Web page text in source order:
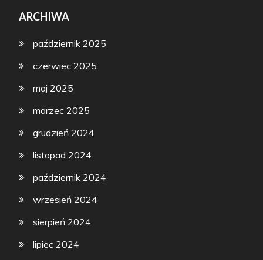
ARCHIWA
październik 2025
czerwiec 2025
maj 2025
marzec 2025
grudzień 2024
listopad 2024
październik 2024
wrzesień 2024
sierpień 2024
lipiec 2024